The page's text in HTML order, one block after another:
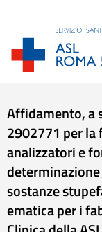
Affidamento, a
2902771 per
analizzatori e
sostanze
ematica per i